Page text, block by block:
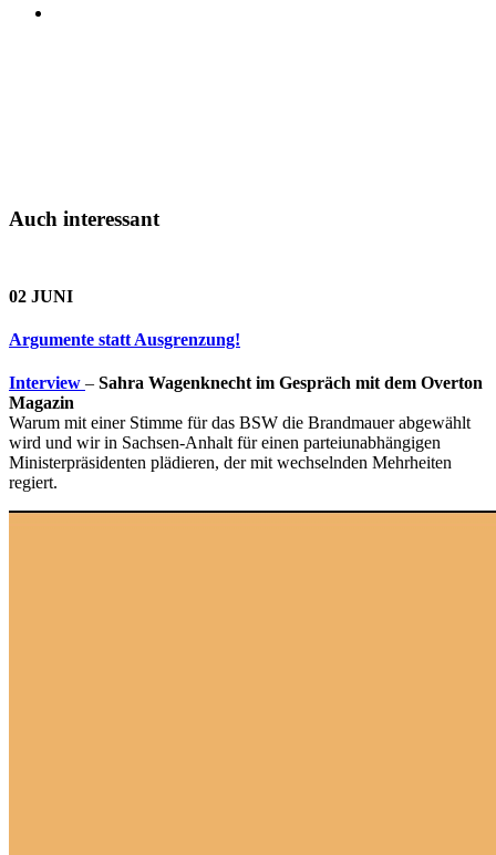
Auch interessant
02 JUNI
Argumente statt Ausgrenzung!
Interview – Sahra Wagenknecht im Gespräch mit dem Overton
Magazin
Warum mit einer Stimme für das BSW die Brandmauer abgewählt
wird und wir in Sachsen-Anhalt für einen parteiunabhängigen
Ministerpräsidenten plädieren, der mit wechselnden Mehrheiten
regiert.